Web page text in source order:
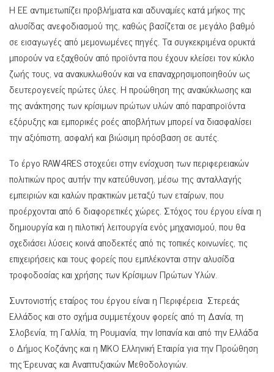
Η ΕΕ αντιμετωπίζει προβλήματα και αδυναμίες κατά μήκος της
αλυσίδας ανεφοδιασμού της, καθώς βασίζεται σε μεγάλο βαθμό
σε εισαγωγές από μεμονωμένες πηγές. Τα συγκεκριμένα ορυκτά
μπορούν να εξαχθούν από προϊόντα που έχουν κλείσει τον κύκλο
ζωής τους, να ανακυκλωθούν και να επαναχρησιμοποιηθούν ως
δευτερογενείς πρώτες ύλες. Η προώθηση της ανακύκλωσης και
της ανάκτησης των κρίσιμων πρώτων υλών από παραπροϊόντα
εξόρυξης και εμπορικές ροές αποβλήτων μπορεί να διασφαλίσει
την αξιόπιστη, ασφαλή και βιώσιμη πρόσβαση σε αυτές.
Το έργο RAW4RES στοχεύει στην ενίσχυση των περιφερειακών
πολιτικών προς αυτήν την κατεύθυνση, μέσω της ανταλλαγής
εμπειριών και καλών πρακτικών μεταξύ των εταίρων, που
προέρχονται από 6 διαφορετικές χώρες. Στόχος του έργου είναι η
δημιουργία και η πιλοτική λειτουργία ενός μηχανισμού, που θα
σχεδιάσει λύσεις κοινά αποδεκτές από τις τοπικές κοινωνίες, τις
επιχειρήσεις και τους φορείς που εμπλέκονται στην αλυσίδα
τροφοδοσίας και χρήσης των Κρίσιμων Πρώτων Υλών.
Συντονιστής εταίρος του έργου είναι η Περιφέρεια Στερεάς
Ελλάδος και στο σχήμα συμμετέχουν φορείς από τη Δανία, τη
Σλοβενία, τη Γαλλία, τη Ρουμανία, την Ισπανία και από την Ελλάδα
ο Δήμος Κοζάνης και η ΜΚΟ Ελληνική Εταιρία για την Προώθηση
της Έρευνας και Αναπτυξιακών Μεθοδολογιών.